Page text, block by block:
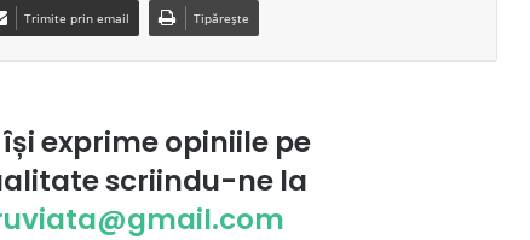
Trimite prin email Tipărește
exprime opiniile pe
scriindu-ne la